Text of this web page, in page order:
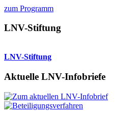
zum Programm
LNV-Stiftung
LNV-Stiftung
Aktuelle LNV-Infobriefe